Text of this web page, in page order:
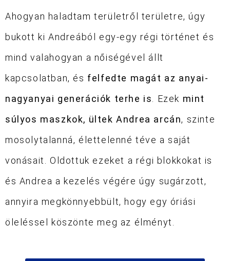
Ahogyan haladtam területről területre, úgy
bukott ki Andreából egy-egy régi történet és
mind valahogyan a nőiségével állt
kapcsolatban, és felfedte magát az anyai-
nagyanyai generációk terhe is. Ezek mint
súlyos maszkok, ültek Andrea arcán, szinte
mosolytalanná, élettelenné téve a saját
vonásait. Oldottuk ezeket a régi blokkokat is
és Andrea a kezelés végére úgy sugárzott,
annyira megkönnyebbült, hogy egy óriási
öleléssel köszönte meg az élményt.